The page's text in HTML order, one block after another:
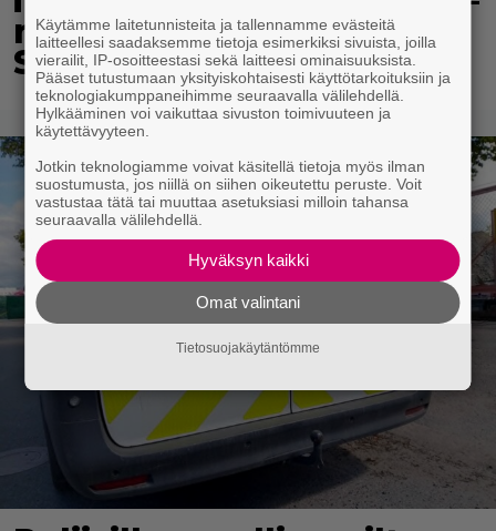
näin voit lunastaa omasi
S-marketista
Käytämme laitetunnisteita ja tallennamme evästeitä
laitteellesi saadaksemme tietoja esimerkiksi sivuista, joilla
vierailit, IP-osoitteestasi sekä laitteesi ominaisuuksista.
Pääset tutustumaan yksityiskohtaisesti käyttötarkoituksiin ja
teknologiakumppaneihimme seuraavalla välilehdellä.
Hylkääminen voi vaikuttaa sivuston toimivuuteen ja
käytettävyyteen.
Jotkin teknologiamme voivat käsitellä tietoja myös ilman
suostumusta, jos niillä on siihen oikeutettu peruste. Voit
vastustaa tätä tai muuttaa asetuksiasi milloin tahansa
seuraavalla välilehdellä.
Hyväksyn kaikki
Omat valintani
Tietosuojakäytäntömme